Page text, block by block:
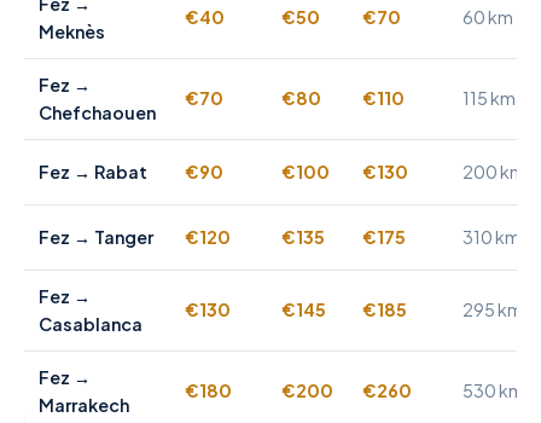
Meknès
€40 €50 €70 60 km
Fez →
Chefchaouen
€70 €80 €110 115 km
Fez → Rabat €90 €100 €130 200 km
Fez → Tanger €120 €135 €175 310 km
Fez →
Casablanca
€130 €145 €185 295 km
Fez →
Marrakech
€180 €200 €260 530 km